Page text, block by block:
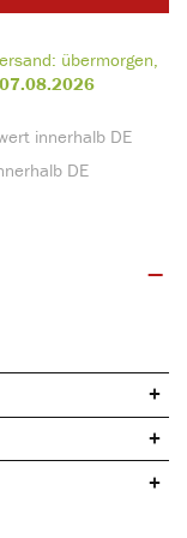
innerhalb DE
DE
übermorgen,
07.08.2026